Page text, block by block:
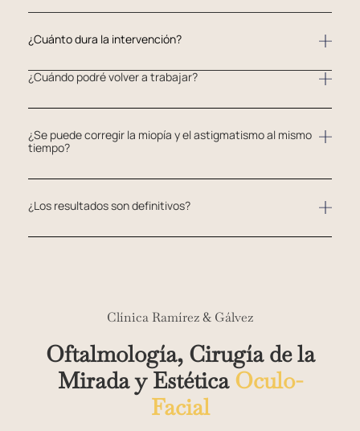
¿Cuánto dura la intervención?
¿Cuándo podré volver a trabajar?
¿Se puede corregir la miopía y el astigmatismo al mismo
tiempo?
¿Los resultados son definitivos?
Clínica Ramírez & Gálvez
Oftalmología, Cirugía de la
Mirada y EstéticaOculo-
Facial